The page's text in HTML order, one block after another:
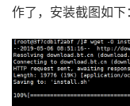
作了，安装截图如下：